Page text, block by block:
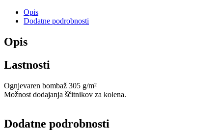
Opis
Dodatne podrobnosti
Opis
Lastnosti
Ognjevaren bombaž 305 g/m²
Možnost dodajanja ščitnikov za kolena.
Dodatne podrobnosti